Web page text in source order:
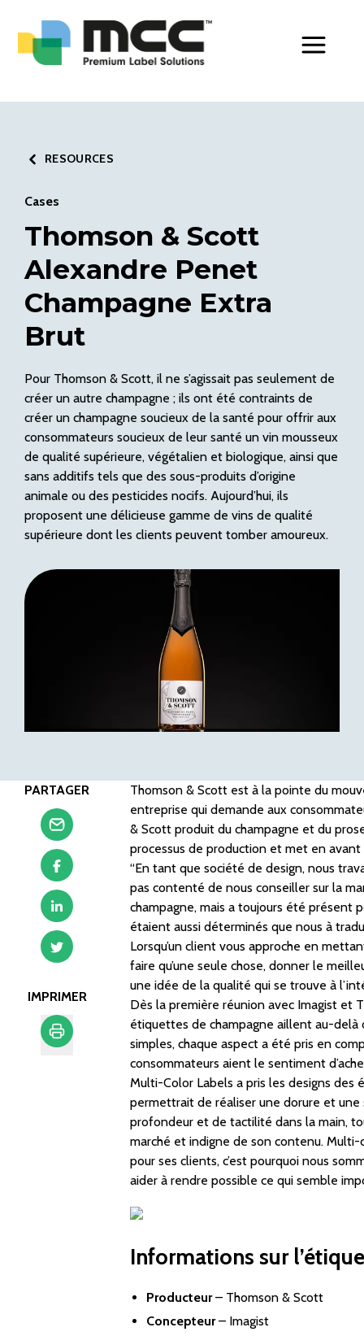
RESOURCES
Cases
Thomson & Scott
Alexandre Penet
Champagne Extra
Brut
Pour Thomson & Scott, il ne s’agissait pas seulement de
créer un autre champagne ; ils ont été contraints de
créer un champagne soucieux de la santé pour offrir aux
consommateurs soucieux de leur santé un vin mousseux
de qualité supérieure, végétalien et biologique, ainsi que
sans additifs tels que des sous-produits d’origine
animale ou des pesticides nocifs. Aujourd’hui, ils
proposent une délicieuse gamme de vins de qualité
supérieure dont les clients peuvent tomber amoureux.
PARTAGER
IMPRIMER
Thomson & Scott est à la pointe du
entreprise qui demande aux
& Scott produit du champagne et du
processus de production et met en
“En tant que société de design, nous
pas contenté de nous conseiller sur la
champagne, mais a toujours été présent
étaient aussi déterminés que nous à
Lorsqu’un client vous approche en
faire qu’une seule chose, donner le
une idée de la qualité qui se trouve à
Dès la première réunion avec Imagist et
étiquettes de champagne aillent au-
simples, chaque aspect a été pris en
consommateurs aient le sentiment
Multi-Color Labels a pris les designs des
permettrait de réaliser une dorure et
profondeur et de tactilité dans la main,
marché et indigne de son contenu.
pour ses clients, c’est pourquoi nous
aider à rendre possible ce qui semble
Informations sur
Producteur– Thomson & Scott
Concepteur– Imagist